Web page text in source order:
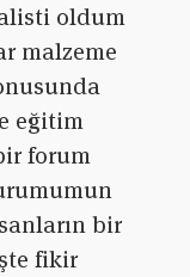
oldum
malzeme
eğitim
forum
bir
fikir